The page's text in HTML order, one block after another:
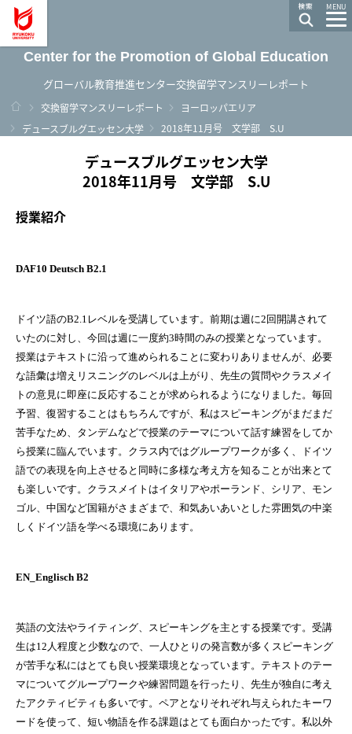
MENU
Center for the Promotion of Global Education
グローバル教育推進センター交換留学マンスリーレポート
ホーム
交換留学マンスリーレポート
ヨーロッパエリア
デュースブルグエッセン大学
2018年11月号 文学部 S.U
デュースブルグエッセン大学
2018年11月号 文学部 S.U
授業紹介
DAF10 Deutsch B2.1
ドイツ語のB2.1レベルを受講しています。前期は週に2回開講されて
いたのに対し、今回は週に一度約3時間のみの授業となっています。
授業はテキストに沿って進められることに変わりありませんが、必要
な語彙は増えリスニングのレベルは上がり、先生の質問やクラスメイ
トの意見に即座に反応することが求められるようになりました。毎回
予習、復習することはもちろんですが、私はスピーキングがまだまだ
苦手なため、タンデムなどで授業のテーマについて話す練習をしてか
ら授業に臨んでいます。クラス内ではグループワークが多く、ドイツ
語での表現を向上させると同時に多様な考え方を知ることが出来とて
も楽しいです。クラスメイトはイタリアやポーランド、シリア、モン
ゴル、中国など国籍がさまざまで、和気あいあいとした雰囲気の中楽
しくドイツ語を学べる環境にあります。
EN_Englisch B2
英語の文法やライティング、スピーキングを主とする授業です。受講
生は12人程度と少数なので、一人ひとりの発言数が多くスピーキング
が苦手な私にはとても良い授業環境となっています。テキストのテー
マについてグループワークや練習問題を行ったり、先生が独自に考え
たアクティビティも多いです。ペアとなりそれぞれ与えられたキーワ
ードを使って、短い物語を作る課題はとても面白かったです。私以外